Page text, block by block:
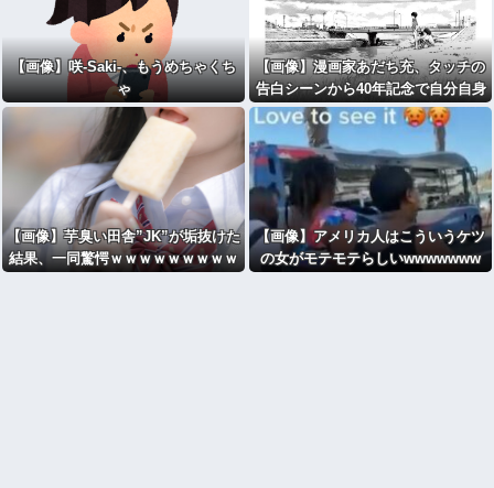
【画像】咲-Saki-、もうめちゃくち
ゃ
【画像】漫画家あだち充、タッチの
告白シーンから40年記念で自分自身
が浅倉南になりきり投稿ｗｗ
【画像】芋臭い田舎”JK”が垢抜けた
結果、一同驚愕ｗｗｗｗｗｗｗｗｗ
【画像】アメリカ人はこういうケツ
の女がモテモテらしいwwwwwww